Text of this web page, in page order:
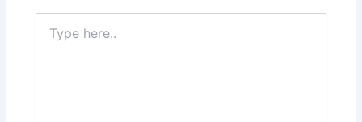
here..